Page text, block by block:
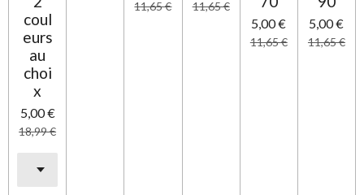
coul
eurs
au
choi
x
5,00 €
18,99 €
11,65 € 11,65 €
5,00 €
11,65 €
5,00 €
11,65 €